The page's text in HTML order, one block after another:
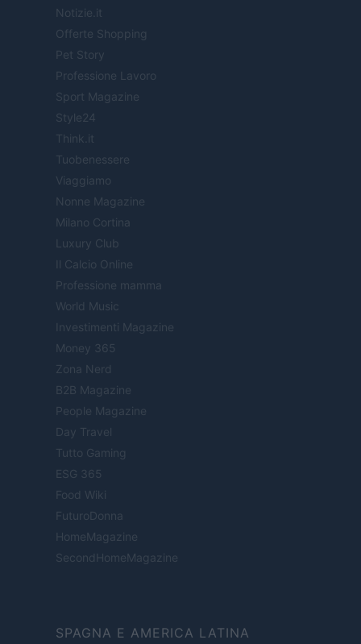
Notizie.it
Offerte Shopping
Pet Story
Professione Lavoro
Sport Magazine
Style24
Think.it
Tuobenessere
Viaggiamo
Nonne Magazine
Milano Cortina
Luxury Club
Il Calcio Online
Professione mamma
World Music
Investimenti Magazine
Money 365
Zona Nerd
B2B Magazine
People Magazine
Day Travel
Tutto Gaming
ESG 365
Food Wiki
FuturoDonna
HomeMagazine
SecondHomeMagazine
SPAGNA E AMERICA LATINA